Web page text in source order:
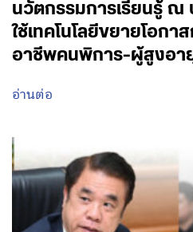
นวัตกรรมการเรียนรู้ ณ
ใช้เทคโนโลยีขยายโอก
อาชีพคนพิการ-ผู้สูงอา
อ่านต่อ